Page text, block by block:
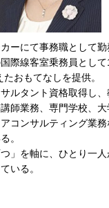
ーにて事務職として
際線客室乗務員とし
おもてなしを提供。
ルタント資格取得し、
師業務、専門学校、大
コンサルティング業
。
つ」を軸に、ひとり一
いる。